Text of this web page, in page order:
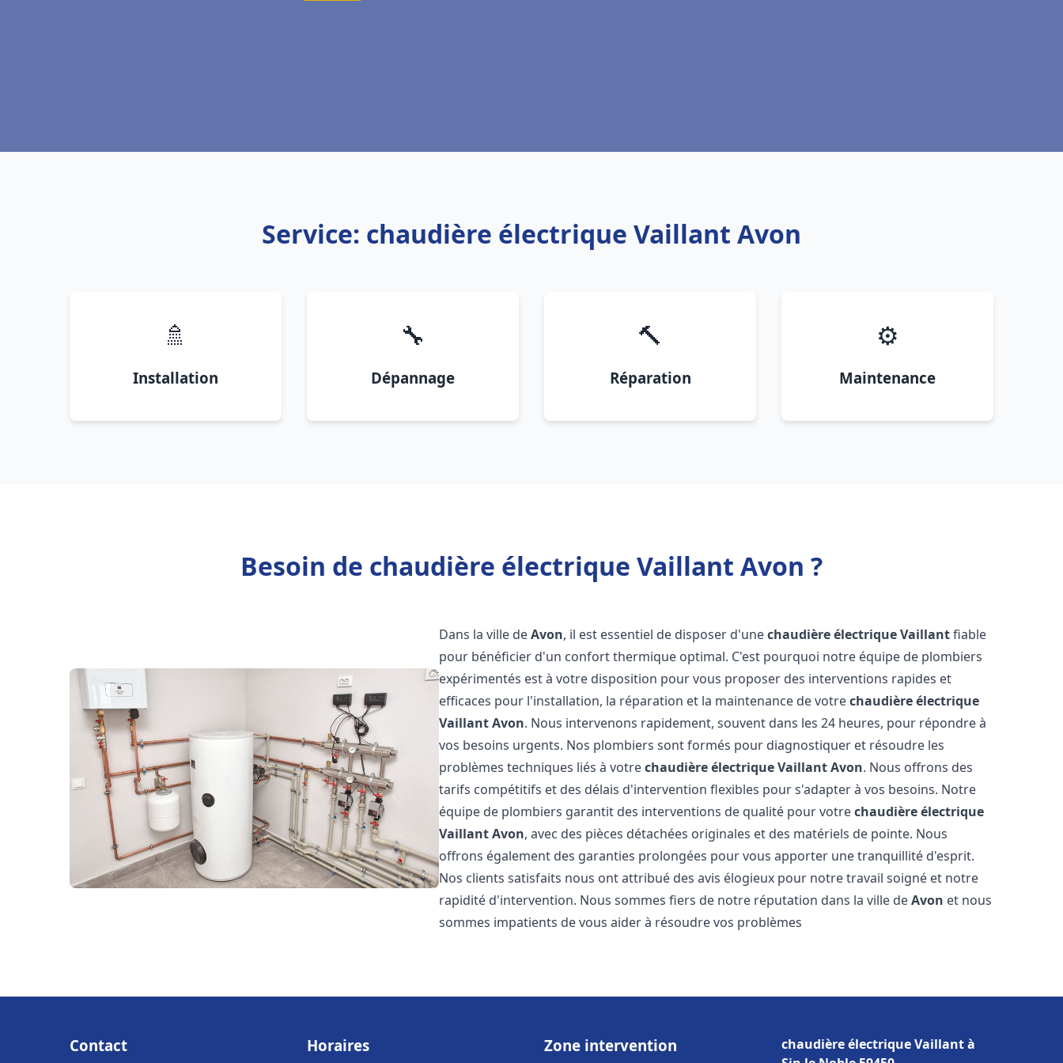
Service: chaudière électrique Vaillant Avon
🚿
Installation
🔧
Dépannage
🔨
Réparation
⚙️
Maintenance
Besoin de chaudière électrique Vaillant Avon ?
Dans la ville deAvon, il est essentiel de disposer d'unechaudière électrique Vaillantfiable
pour bénéficier d'un confort thermique optimal. C'est pourquoi notre équipe de plombiers
expérimentés est à votre disposition pour vous proposer des interventions rapides et
efficaces pour l'installation, la réparation et la maintenance de votrechaudière électrique
VaillantAvon. Nous intervenons rapidement, souvent dans les 24 heures, pour répondre à
vos besoins urgents. Nos plombiers sont formés pour diagnostiquer et résoudre les
problèmes techniques liés à votrechaudière électrique VaillantAvon. Nous offrons des
tarifs compétitifs et des délais d'intervention flexibles pour s'adapter à vos besoins. Notre
équipe de plombiers garantit des interventions de qualité pour votrechaudière électrique
VaillantAvon, avec des pièces détachées originales et des matériels de pointe. Nous
offrons également des garanties prolongées pour vous apporter une tranquillité d'esprit.
Nos clients satisfaits nous ont attribué des avis élogieux pour notre travail soigné et notre
rapidité d'intervention. Nous sommes fiers de notre réputation dans la ville deAvon et nous
sommes impatients de vous aider à résoudre vos problèmes
Contact Horaires Zone intervention
chaudière électrique Vaillant à